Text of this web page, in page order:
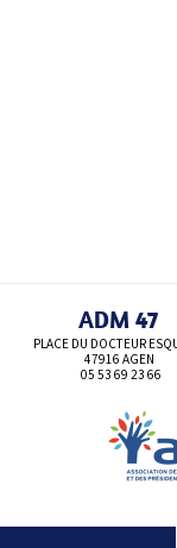
ADM 47
PLACE DU DOCTEUR
47916 AGEN
05 53 69 23 66